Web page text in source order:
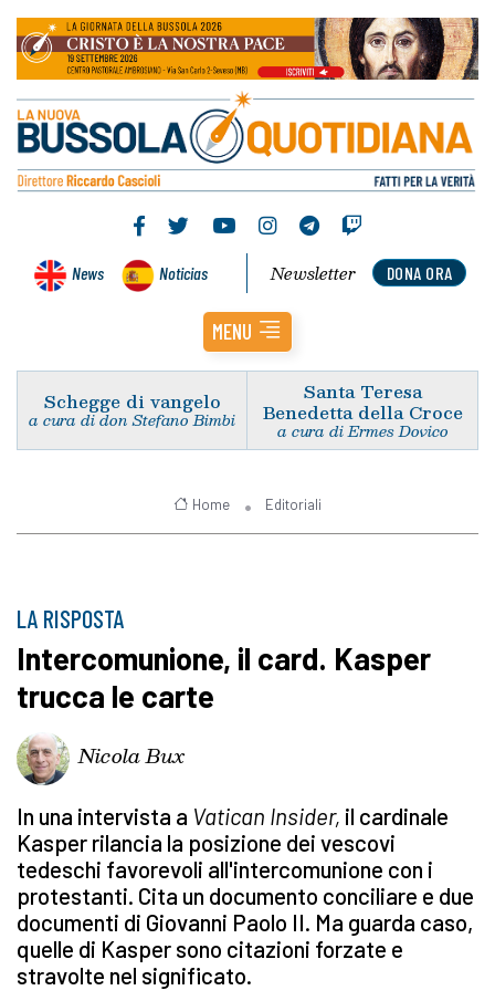
News Noticias DONA ORA
Newsletter
MENU
Schegge di vangelo
a cura di don Stefano Bimbi
Santa Teresa
Benedetta della Croce
a cura di Ermes Dovico
Home Editoriali
LA RISPOSTA
Intercomunione, il card. Kasper
trucca le carte
Nicola Bux
In una intervista a Vatican Insider, il cardinale
Kasper rilancia la posizione dei vescovi
tedeschi favorevoli all'intercomunione con i
protestanti. Cita un documento conciliare e due
documenti di Giovanni Paolo II. Ma guarda caso,
quelle di Kasper sono citazioni forzate e
stravolte nel significato.